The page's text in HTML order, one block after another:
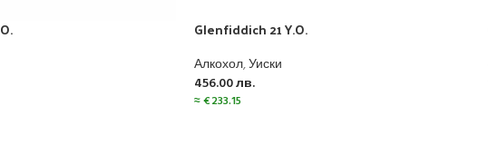
Glenfiddich 21 Y.O.
Алкохол,Уиски
456.00лв.
≈€233.15